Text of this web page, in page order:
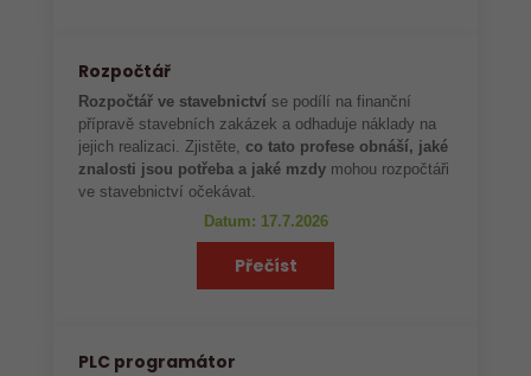
Rozpočtář
Rozpočtář ve stavebnictví se podílí na finanční
přípravě stavebních zakázek a odhaduje náklady na
jejich realizaci. Zjistěte,co tato profese obnáší, jaké
znalosti jsou potřeba a jaké mzdy mohou rozpočtáři
ve stavebnictví očekávat.
Datum: 17.7.2026
Přečíst
PLC programátor